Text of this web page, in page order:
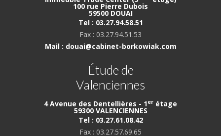
100 rue Pierre Dubois
59500 DOUAI
Tel : 03.27.94.58.51
Fax : 03.27.94.51.53
Mail : douai@cabinet-borkowiak.com
Étude de
Valenciennes
4 Avenue des Dentellières - 1er étage
59300 VALENCIENNES
Tel : 03.27.61.08.42
Fax : 03.27.57.69.65